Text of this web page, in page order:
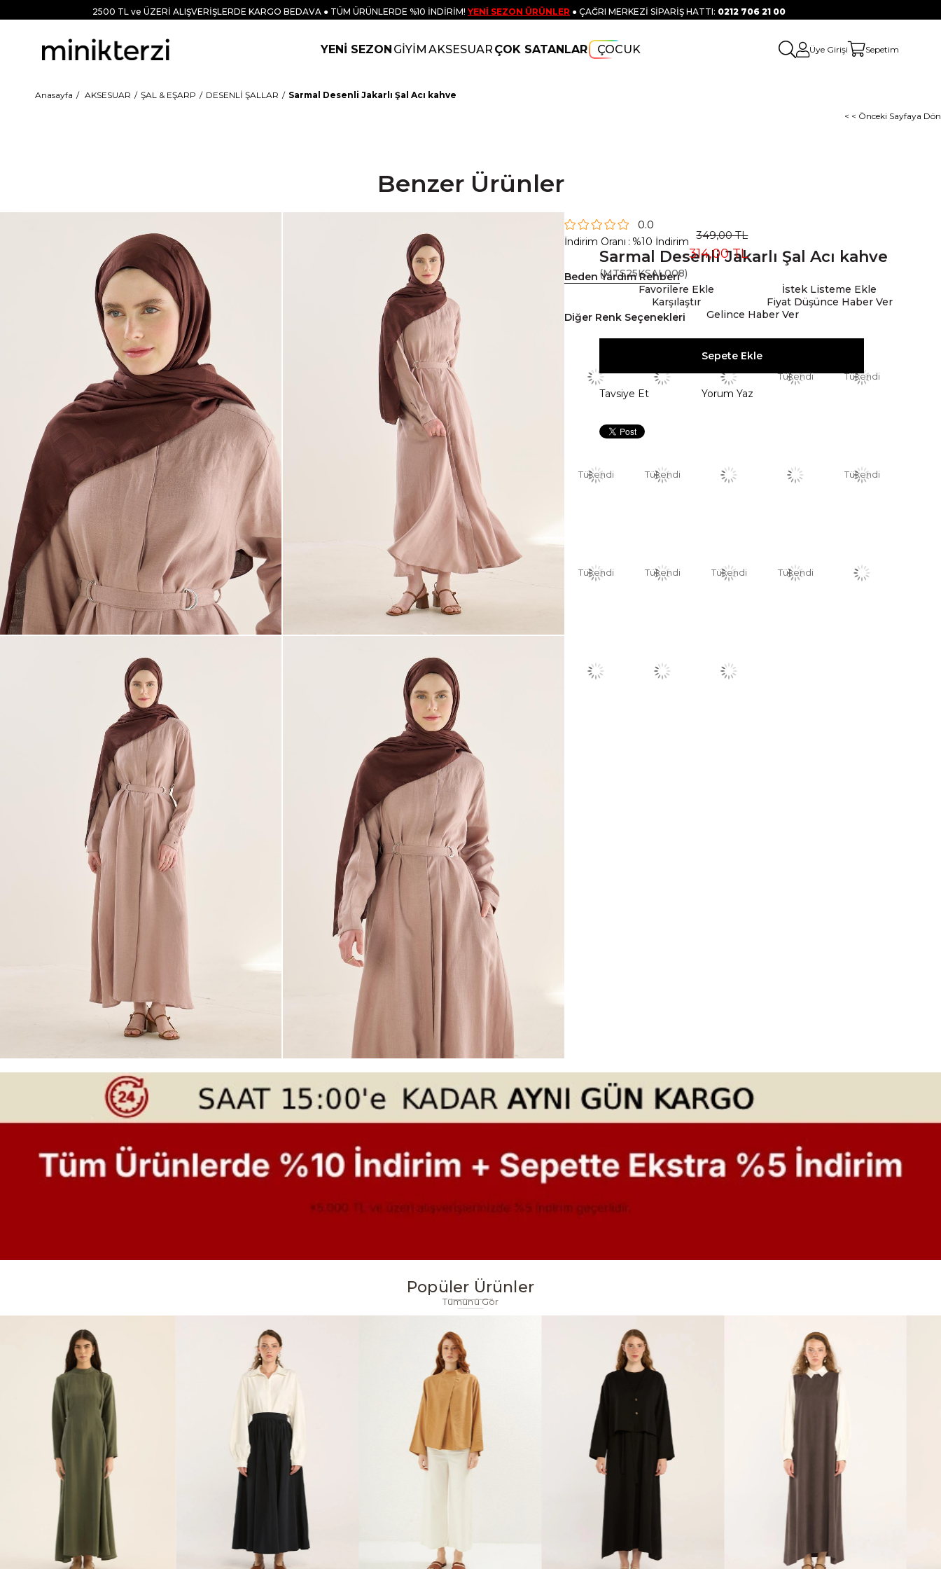
2500 TL ve ÜZERİ ALIŞVERİŞLERDE KARGO BEDAVA ● TÜM ÜRÜNLERDE %10 İNDİRİM! YENİ SEZON ÜRÜNLER ● ÇAĞRI MERKEZİ SİPARİŞ HATTI: 0212 706 21 00
YENİ SEZON GİYİM AKSESUAR ÇOK SATANLAR ÇOCUK Üye Girişi Sepetim
Anasayfa AKSESUAR ŞAL & EŞARP DESENLİ ŞALLAR
Sarmal Desenli Jakarlı Şal Acı kahve
< < Önceki Sayfaya Dön
Benzer Ürünler
Sarmal Desenli Jakarlı Şal Acı kahve
(MTS25KSAL008)
0.0
İndirim Oranı : %10 İndirim 349,00 TL
314,00 TL
Beden Yardım Rehberi
Diğer Renk Seçenekleri
Tükendi Tükendi
Tükendi Tükendi Tükendi
Tükendi Tükendi Tükendi Tükendi
Favorilere Ekle
İstek Listeme Ekle
Karşılaştır
Fiyat Düşünce Haber Ver
Gelince Haber Ver
Tavsiye Et Yorum Yaz
Popüler Ürünler
Tümünü Gör